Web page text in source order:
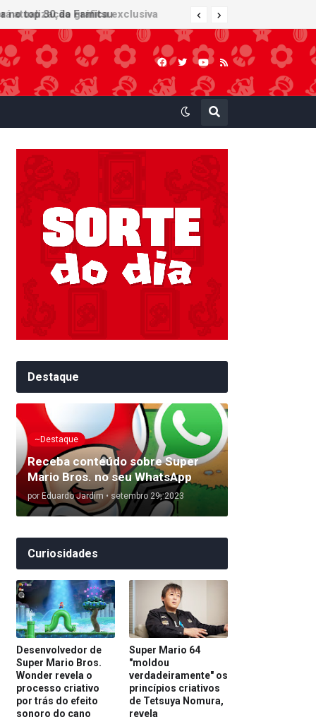
atualização gráfica exclusiva
Destaque
~Destaque
Receba conteúdo sobre Super
Mario Bros. no seu WhatsApp
por Eduardo Jardim • setembro 29, 2023
Curiosidades
Desenvolvedor de
Super Mario Bros.
Wonder revela o
processo criativo
por trás do efeito
sonoro do cano
Super Mario 64
"moldou
verdadeiramente" os
princípios criativos
de Tetsuya Nomura,
revela